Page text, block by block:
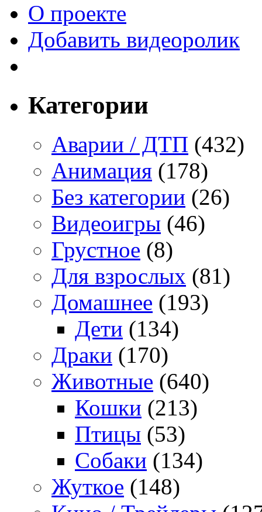
О проекте
Добавить видеоролик
Категории
Аварии / ДТП (432)
Анимация (178)
Без категории (26)
Видеоигры (46)
Грустное (8)
Для взрослых (81)
Домашнее (193)
Дети (134)
Драки (170)
Животные (640)
Кошки (213)
Птицы (53)
Собаки (134)
Жуткое (148)